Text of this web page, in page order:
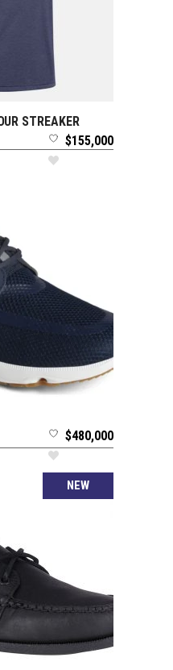
OPCIONES
STREAKER
$155,000
$480,000
NEW